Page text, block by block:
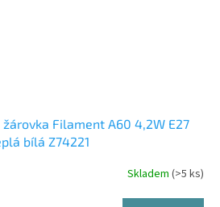
žárovka Filament A60 4,2W E27
bílá Z74221
Skladem (>5 ks)